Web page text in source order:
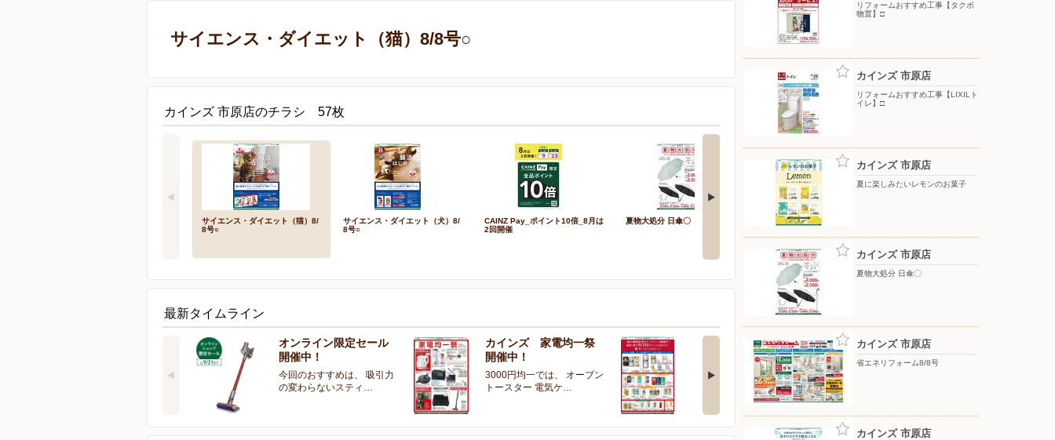
サイエンス・ダイエット（猫）8/8号○
カインズ 市原店のチラシ 57枚
サイエンス・ダイエット（猫）8/
8号○
サイエンス・ダイエット（犬）8/
8号○
CAINZ Pay_ポイント10倍_8月は
2回開催
夏物大処分 日傘〇
夏物大処分 ポップアップテント
最新タイムライン
オンライン限定セール
開催中！
今回のおすすめは、 吸引力
の変わらないスティ…
カインズ 家電均一祭
開催中！
3000円均一では、 オーブン
トースター 電気ケ…
夏の酒類合同キャンペ
夏の酒類合同キャンペーン
開催中！ 抽選で最大…
リフォームおすすめ工事【タクボ
物置】□
カインズ 市原店
リフォームおすすめ工事【LIXILト
イレ】□
カインズ 市原店
夏に楽しみたいレモンのお菓子
カインズ 市原店
夏物大処分 日傘〇
カインズ 市原店
省エネリフォーム8/8号
カインズ 市原店